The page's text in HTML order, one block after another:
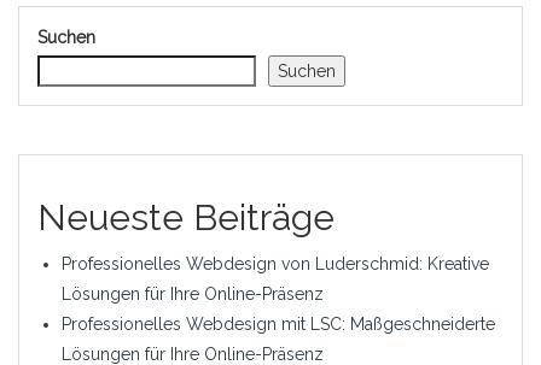
Suchen
Suchen
Neueste Beiträge
Professionelles Webdesign von Luderschmid: Kreative
Lösungen für Ihre Online-Präsenz
Professionelles Webdesign mit LSC: Maßgeschneiderte
Lösungen für Ihre Online-Präsenz